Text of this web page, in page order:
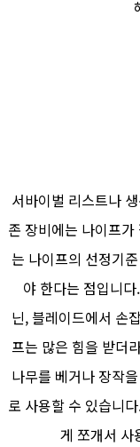
서바이벌 리스트나
존 장비에는 나이프
는 나이프의 선정기
야 한다는 점입니
닌, 블레이드에서 손
프는 많은 힘을 받더
나무를 베거나 장작
로 사용할 수 있습니
게 쪼개서 사